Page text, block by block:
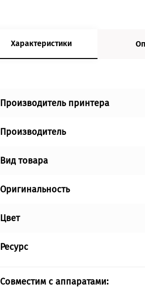
Характеристики
Производитель принтера
Производитель
Вид товара
Оригинальность
Цвет
Ресурс
Совместим с аппаратами: